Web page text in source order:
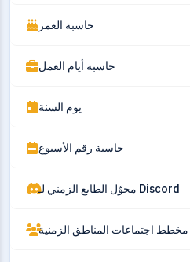
حاسبة العمر
حاسبة أيام العمل
يوم السنة
حاسبة رقم الأسبوع
محوّل الطابع الزمني لـ Discord
مخطط اجتماعات المناطق الزمنية